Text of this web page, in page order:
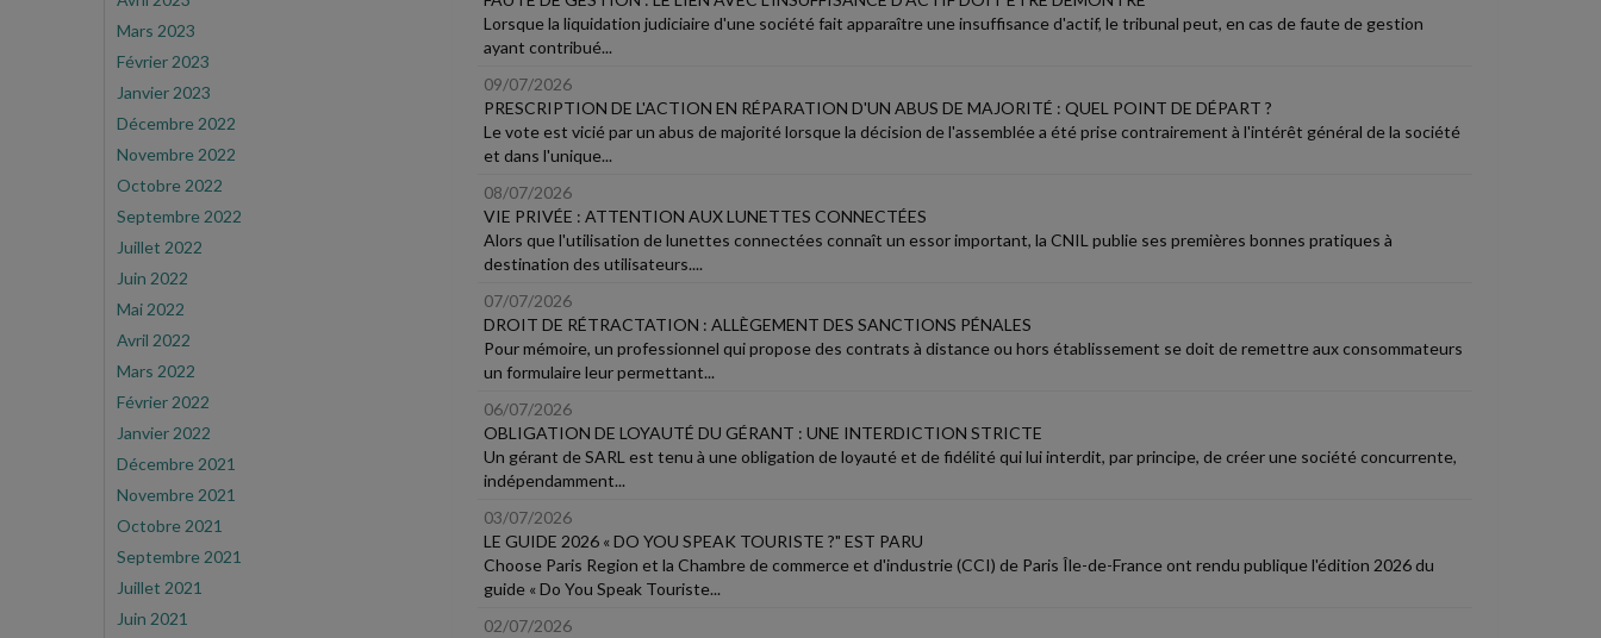
Mars 2023
Février 2023
Janvier 2023
Décembre 2022
Novembre 2022
Octobre 2022
Septembre 2022
Juillet 2022
Juin 2022
Mai 2022
Avril 2022
Mars 2022
Février 2022
Janvier 2022
Décembre 2021
Novembre 2021
Octobre 2021
Septembre 2021
Juillet 2021
Juin 2021
Lorsque la liquidation judiciaire d'une société fait apparaître une insuffisance d'actif, le tribunal peut, en cas de faute de gestion
ayant contribué...
09/07/2026
PRESCRIPTION DE L'ACTION EN RÉPARATION D'UN ABUS DE MAJORITÉ : QUEL POINT DE DÉPART ?
Le vote est vicié par un abus de majorité lorsque la décision de l'assemblée a été prise contrairement à l'intérêt général de la société
et dans l'unique...
08/07/2026
VIE PRIVÉE : ATTENTION AUX LUNETTES CONNECTÉES
Alors que l'utilisation de lunettes connectées connaît un essor important, la CNIL publie ses premières bonnes pratiques à
destination des utilisateurs....
07/07/2026
DROIT DE RÉTRACTATION : ALLÈGEMENT DES SANCTIONS PÉNALES
Pour mémoire, un professionnel qui propose des contrats à distance ou hors établissement se doit de remettre aux consommateurs
un formulaire leur permettant...
06/07/2026
OBLIGATION DE LOYAUTÉ DU GÉRANT : UNE INTERDICTION STRICTE
Un gérant de SARL est tenu à une obligation de loyauté et de fidélité qui lui interdit, par principe, de créer une société concurrente,
indépendamment...
03/07/2026
LE GUIDE 2026 « DO YOU SPEAK TOURISTE ?" EST PARU
Choose Paris Region et la Chambre de commerce et d'industrie (CCI) de Paris Île-de-France ont rendu publique l'édition 2026 du
guide « Do You Speak Touriste...
02/07/2026